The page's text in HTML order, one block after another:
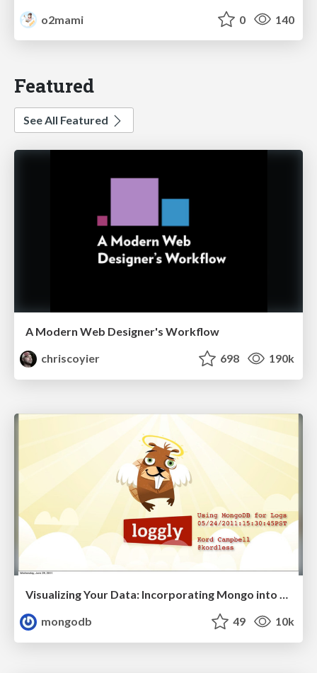
o2mami
0 140
Featured
See All Featured
A Modern Web Designer's Workflow
chriscoyier
698 190k
Visualizing Your Data: Incorporating Mongo into Loggly Infrastructure
mongodb
49 10k